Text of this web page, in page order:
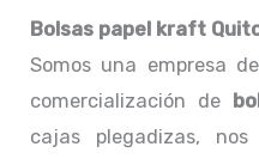
Bolsas papel kraft
Somos una empresa
comercialización de
cajas plegadizas,